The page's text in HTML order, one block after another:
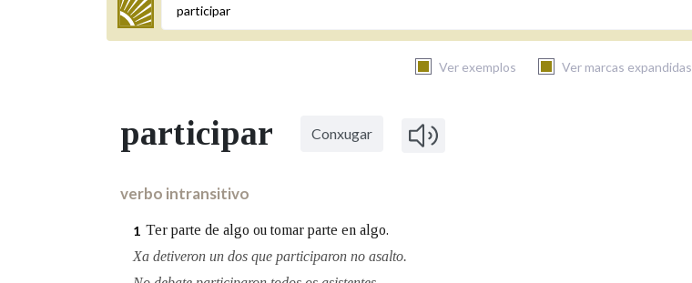
Termo a buscar
Ver exemplos Ver marcas expandidas
BUSCAR NOS LEMAS
Remata por
participar Conxugar
verbo intransitivo
1 Ter parte de algo ou tomar parte en algo.
Xa detiveron un dos que participaron no asalto.